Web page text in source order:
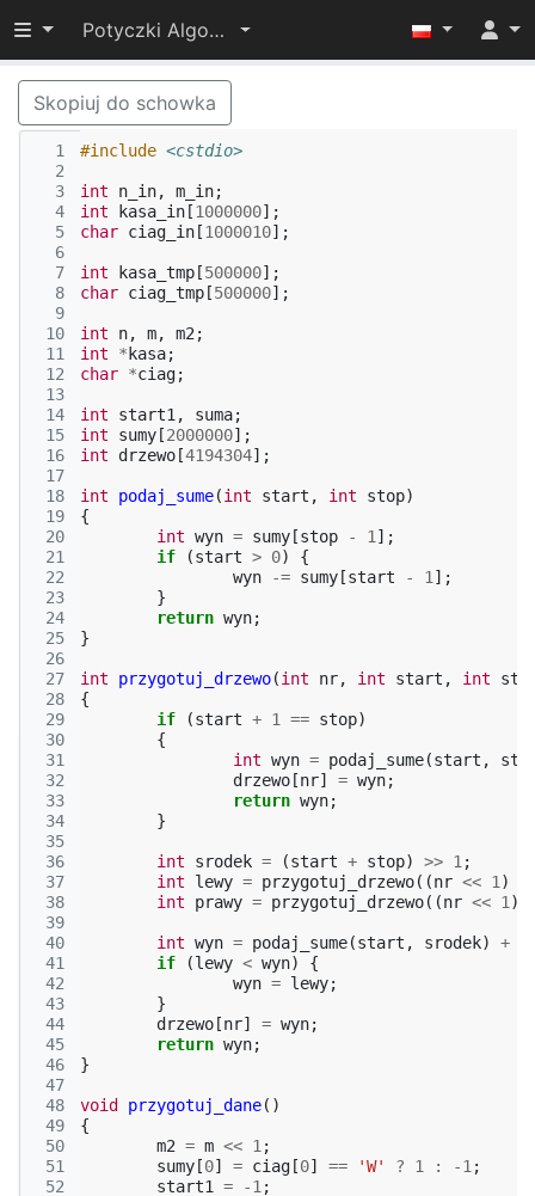
Przełącz widoczność menu
Potyczki Algorytmiczne 2015
Skopiuj do schowka
  1
  2
  3
  4
  5
  6
  7
  8
  9
10
11
12
13
14
15
16
17
18
19
20
21
22
23
24
25
26
27
28
29
30
31
32
33
34
35
36
37
38
39
40
41
42
43
44
45
46
47
48
49
50
51
52
#include <cstdio>
int n_in, m_in;
int
kasa_in [1000000];
char ciag_in [1000010];
int kasa_tmp [500000];
char ciag_tmp [500000];
int n, m, m2 ;
int
* kasa;
char *ciag;
int start1 , suma;
int
sumy [2000000];
int
drzewo [4194304];
int podaj_sume(int start , int stop)
{
int wyn = sumy [stop - 1 ];
if
(start > 0)
{
wyn
-= sumy [start - 1 ];
}
return wyn;
}
int przygotuj_drzewo(int nr, int start , int
{
if
(start + 1 == stop)
{
int wyn = podaj_sume(start ,
drzewo [nr] = wyn;
return wyn;
}
int srodek = (start + stop) >> 1 ;
int
lewy = przygotuj_drzewo((nr << 1 )
int
prawy = przygotuj_drzewo((nr << 1 )
int wyn = podaj_sume(start , srodek) +
if
(lewy < wyn)
{
wyn = lewy;
}
drzewo [nr] = wyn;
return wyn;
}
void przygotuj_dane()
{
m2 = m << 1 ;
sumy [0] = ciag [0] == 'W' ? 1 : -1 ;
start1
= -1 ;